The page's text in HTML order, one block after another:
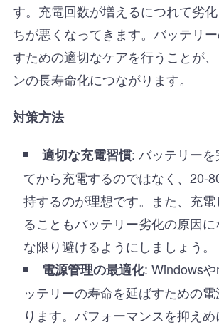
す。充電回数が増えるにつれて劣
ちが悪くなってきます。バッテリ
すための適切なケアを行うことが
ンの長寿命化につながります。
対策方法
適切な充電習慣: バッテリー
てから充電するのではなく、20-
持するのが理想です。また、充
ることもバッテリー劣化の原因
な限り避けるようにしましょう。
電源管理の最適化: Windows
ッテリーの寿命を延ばすための
ります。パフォーマンスを抑え